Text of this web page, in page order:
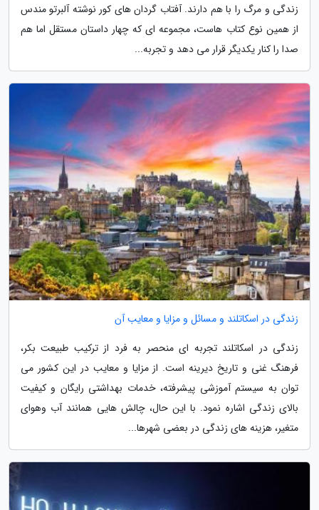
زندگی و مرگ را با هم دارند. آفتاب گردان های کور نوشته آلبرتو مندس
از همین نوع کتاب هاست، مجموعه ای که چهار داستان مستقل اما هم
صدا را کنار یکدیگر قرار می دهد و تجربه...
زندگی در اسکاتلند و مسائل و مزایا و معایب آن
زندگی در اسکاتلند تجربه ای منحصر به فرد از ترکیب طبیعت بکر،
فرهنگ غنی و تاریخ دیرینه است. از مزایا و معایب در این کشور می
توان به سیستم آموزشی پیشرفته، خدمات بهداشتی رایگان و کیفیت
بالای زندگی اشاره نمود. با این حال، چالش هایی همانند آب وهوای
متغیر، هزینه های زندگی در بعضی شهرها...